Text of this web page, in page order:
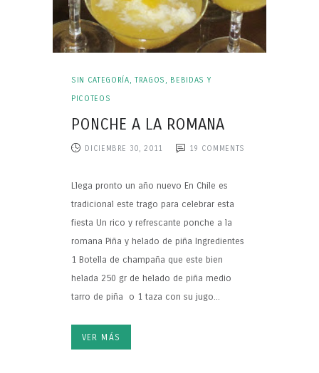
SIN CATEGORÍA, TRAGOS, BEBIDAS Y
PICOTEOS
PONCHE A LA ROMANA
DICIEMBRE 30, 2011 19 COMMENTS
Llega pronto un año nuevo En Chile es
tradicional este trago para celebrar esta
fiesta Un rico y refrescante ponche a la
romana Piña y helado de piña Ingredientes
1 Botella de champaña que este bien
helada 250 gr de helado de piña medio
tarro de piña o 1 taza con su jugo...
VER MÁS